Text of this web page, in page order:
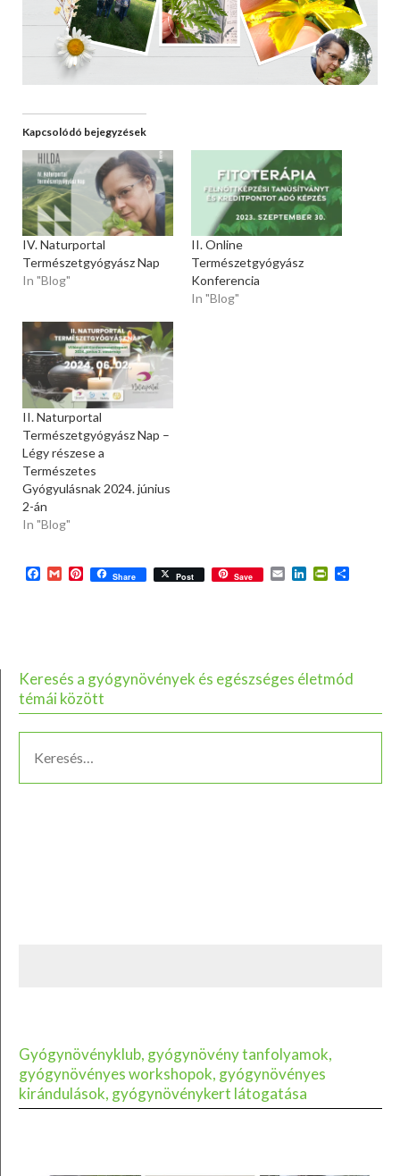
Kapcsolódó bejegyzések
IV. Naturportal
Természetgyógyász Nap
In "Blog"
II. Online
Természetgyógyász
Konferencia
In "Blog"
II. Naturportal
Természetgyógyász Nap –
Légy részese a
Természetes
Gyógyulásnak 2024. június
2-án
In "Blog"
Facebook
GmailPinterest
Share Post Save EmailLinkedIn
Keresés a gyógynövények és egészséges életmód
témái között
Gyógynövényklub, gyógynövény tanfolyamok,
gyógynövényes workshopok, gyógynövényes
kirándulások, gyógynövénykert látogatása